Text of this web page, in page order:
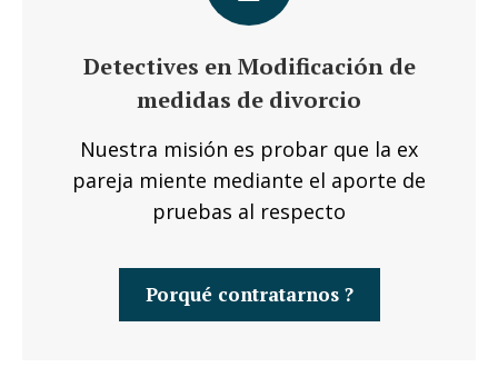
Detectives en Modificación de
medidas de divorcio
Nuestra misión es probar que la ex
pareja miente mediante el aporte de
pruebas al respecto
Porqué contratarnos ?